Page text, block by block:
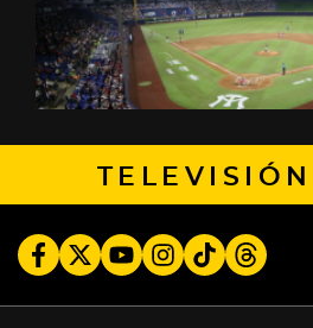
TELEVISIÓN
FacebookTwitterYoutubeInstagram
TikTokThreads